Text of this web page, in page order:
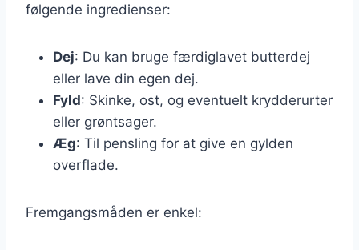
følgende ingredienser:
Dej: Du kan bruge færdiglavet butterdej
eller lave din egen dej.
Fyld: Skinke, ost, og eventuelt krydderurter
eller grøntsager.
Æg: Til pensling for at give en gylden
overflade.
Fremgangsmåden er enkel: